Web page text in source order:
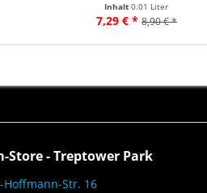
Inhalt0.01 Liter
7,29 € * 8,90 € *
Store - Treptower Park
Str. 16